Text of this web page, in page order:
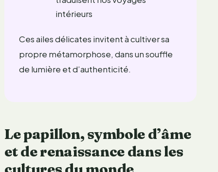
intérieurs
Ces ailes délicates invitent à cultiver sa
propre métamorphose, dans un souffle
de lumière et d’authenticité.
Le papillon, symbole d’âme
et de renaissance dans les